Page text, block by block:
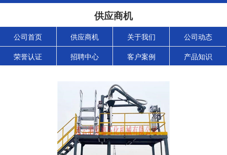
供应商机
公司首页 供应商机 关于我们 公司动态
荣誉认证 招聘中心 客户案例 产品知识